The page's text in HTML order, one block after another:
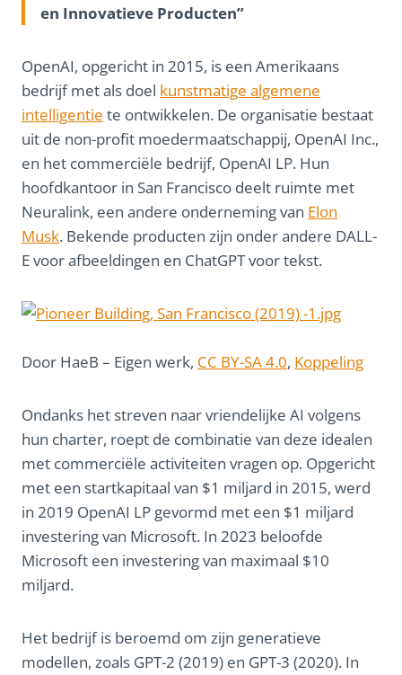
en Innovatieve Producten”
OpenAI, opgericht in 2015, is een Amerikaans
bedrijf met als doel kunstmatige algemene
intelligentie te ontwikkelen. De organisatie bestaat
uit de non-profit moedermaatschappij, OpenAI Inc.,
en het commerciële bedrijf, OpenAI LP. Hun
hoofdkantoor in San Francisco deelt ruimte met
Neuralink, een andere onderneming van Elon
Musk. Bekende producten zijn onder andere DALL-
E voor afbeeldingen en ChatGPT voor tekst.
Door HaeB – Eigen werk, CC BY-SA 4.0, Koppeling
Ondanks het streven naar vriendelijke AI volgens
hun charter, roept de combinatie van deze idealen
met commerciële activiteiten vragen op. Opgericht
met een startkapitaal van $1 miljard in 2015, werd
in 2019 OpenAI LP gevormd met een $1 miljard
investering van Microsoft. In 2023 beloofde
Microsoft een investering van maximaal $10
miljard.
Het bedrijf is beroemd om zijn generatieve
modellen, zoals GPT-2 (2019) en GPT-3 (2020). In